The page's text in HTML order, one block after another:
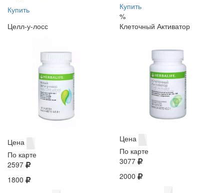
Купить
Купить
%
Целл-у-лосс
Цена
По карте
2597
1800
Клеточный Активатор
Цена
По карте
3077
2000